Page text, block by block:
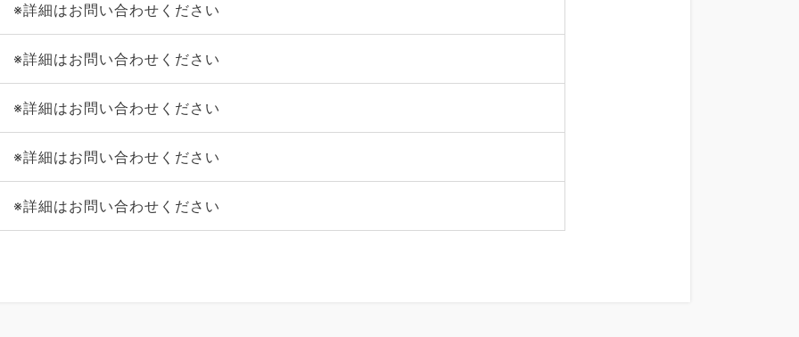
※詳細はお問い合わせください
※詳細はお問い合わせください
※詳細はお問い合わせください
※詳細はお問い合わせください
※詳細はお問い合わせください